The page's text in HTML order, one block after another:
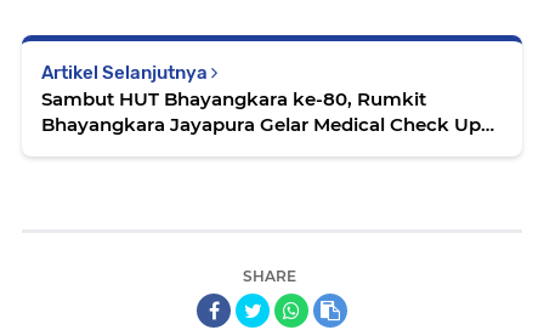
Artikel Selanjutnya
Sambut HUT Bhayangkara ke-80, Rumkit
Bhayangkara Jayapura Gelar Medical Check Up
SHARE